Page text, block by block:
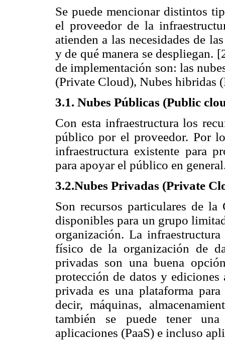
Se puede mencionar distintos
el proveedor de la
atienden a las necesidades de
y de qué manera se despliegan.
de implementación son: las
(Private Cloud), Nubes hibridas
3.1. Nubes Públicas (Public
Con esta infraestructura los
público por el proveedor. Por
infraestructura existente para
para apoyar el público en
3.2.Nubes Privadas (Private
Son recursos particulares de
disponibles para un grupo
organización. La
físico de la organización de
privadas son una buena
protección de datos y
privada es una plataforma
decir, máquinas,
también se puede tener
aplicaciones (PaaS) e incluso